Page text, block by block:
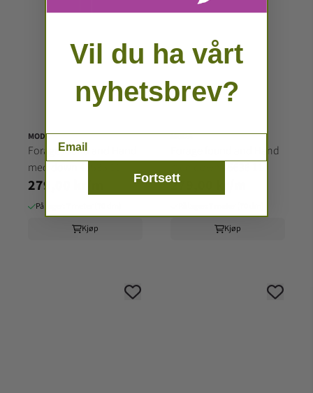
MODA
Forage found and Hand
med down 45635 11
279,00 kr/m
På lager: 7 meter (70 dm)
Kjøp
MODA
Forage found and Hand
279,00 kr/m
Kjøp
Vil du ha vårt
nyhetsbrev?
Fortsett